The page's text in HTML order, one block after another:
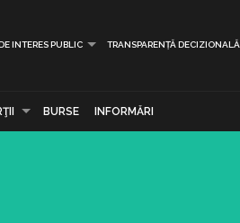
INTERES PUBLIC TRANSPARENȚĂ DECIZIONALĂ
BURSE INFORMĂRI